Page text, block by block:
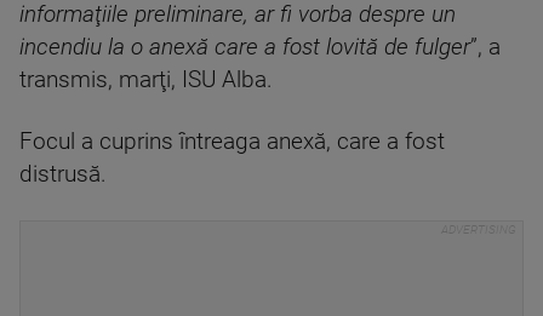
informaţiile preliminare, ar fi vorba despre un
incendiu la o anexă care a fost lovită de fulger”, a
transmis, marţi, ISU Alba.
Focul a cuprins întreaga anexă, care a fost
distrusă.